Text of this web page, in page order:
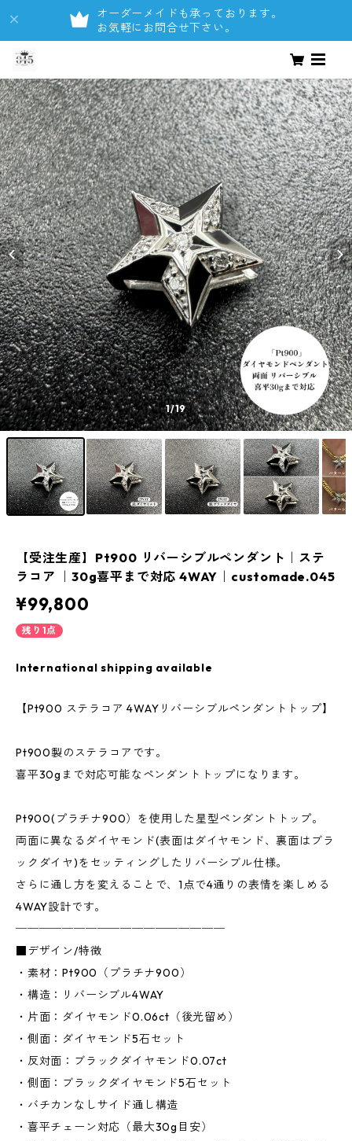
オーダーメイドも承っております。
お気軽にお問合せ下さい。
1/19
【受注生産】Pt900 リバーシブルペンダント｜ステ
ラコア ｜30g喜平まで対応 4WAY｜customade.045
¥99,800
残り1点
International shipping available
【Pt900 ステラコア 4WAYリバーシブルペンダントトップ】
Pt900製のステラコアです。
喜平30gまで対応可能なペンダントトップになります。
Pt900(プラチナ900）を使用した星型ペンダントトップ。
両面に異なるダイヤモンド(表面はダイヤモンド、裏面はブラ
ックダイヤ)をセッティングしたリバーシブル仕様。
さらに通し方を変えることで、1点で4通りの表情を楽しめる
4WAY設計です。
──────────────────
■デザイン/特徴
・素材：Pt900（プラチナ900）
・構造：リバーシブル4WAY
・片面：ダイヤモンド0.06ct（後光留め）
・側面：ダイヤモンド5石セット
・反対面：ブラックダイヤモンド0.07ct
・側面：ブラックダイヤモンド5石セット
・バチカンなしサイド通し構造
・喜平チェーン対応（最大30g目安）